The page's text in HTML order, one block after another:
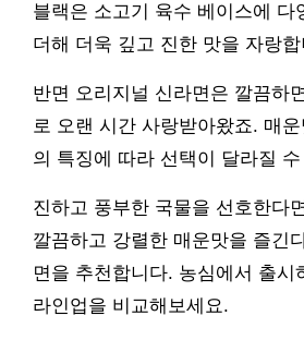
블랙은 소고기 육수 베이스에 다
더해 더욱 깊고 진한 맛을 자랑
반면 오리지널 신라면은 깔끔하
로 오랜 시간 사랑받아왔죠. 매
의 특징에 따라 선택이 달라질
진하고 풍부한 국물을 선호한다
깔끔하고 강렬한 매운맛을 즐긴
면을 추천합니다. 농심에서 출시
라인업을 비교해보세요.